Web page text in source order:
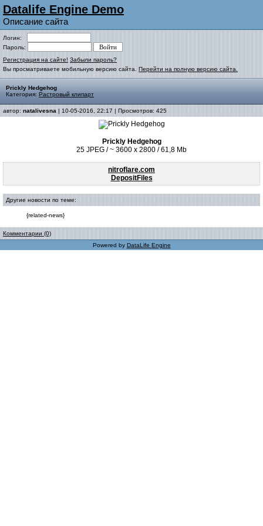
Datalife Engine Demo
Описание сайта
Логин:
Пароль:
Регистрация на сайте! Забыли пароль?
Вы просматриваете мобильную версию сайта. Перейти на полную версию сайта.
Prickly Hedgehog
Категория: Растровый клипарт
автор: natalivesna | 10-05-2016, 22:17 | Просмотров: 425
Prickly Hedgehog
25 JPEG / ~ 3600 x 2800 / 61,8 Mb
nitroflare.com
DepositFiles
Другие новости по теме:
{related-news}
Комментарии (0)
Powered by DataLife Engine